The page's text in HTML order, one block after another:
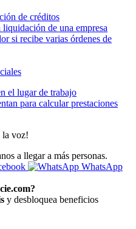
de créditos
de una empresa
si recibe varias órdenes de
el lugar de trabajo
para calcular prestaciones
la voz!
a llegar a más personas.
WhatsApp
y desbloquea beneficios